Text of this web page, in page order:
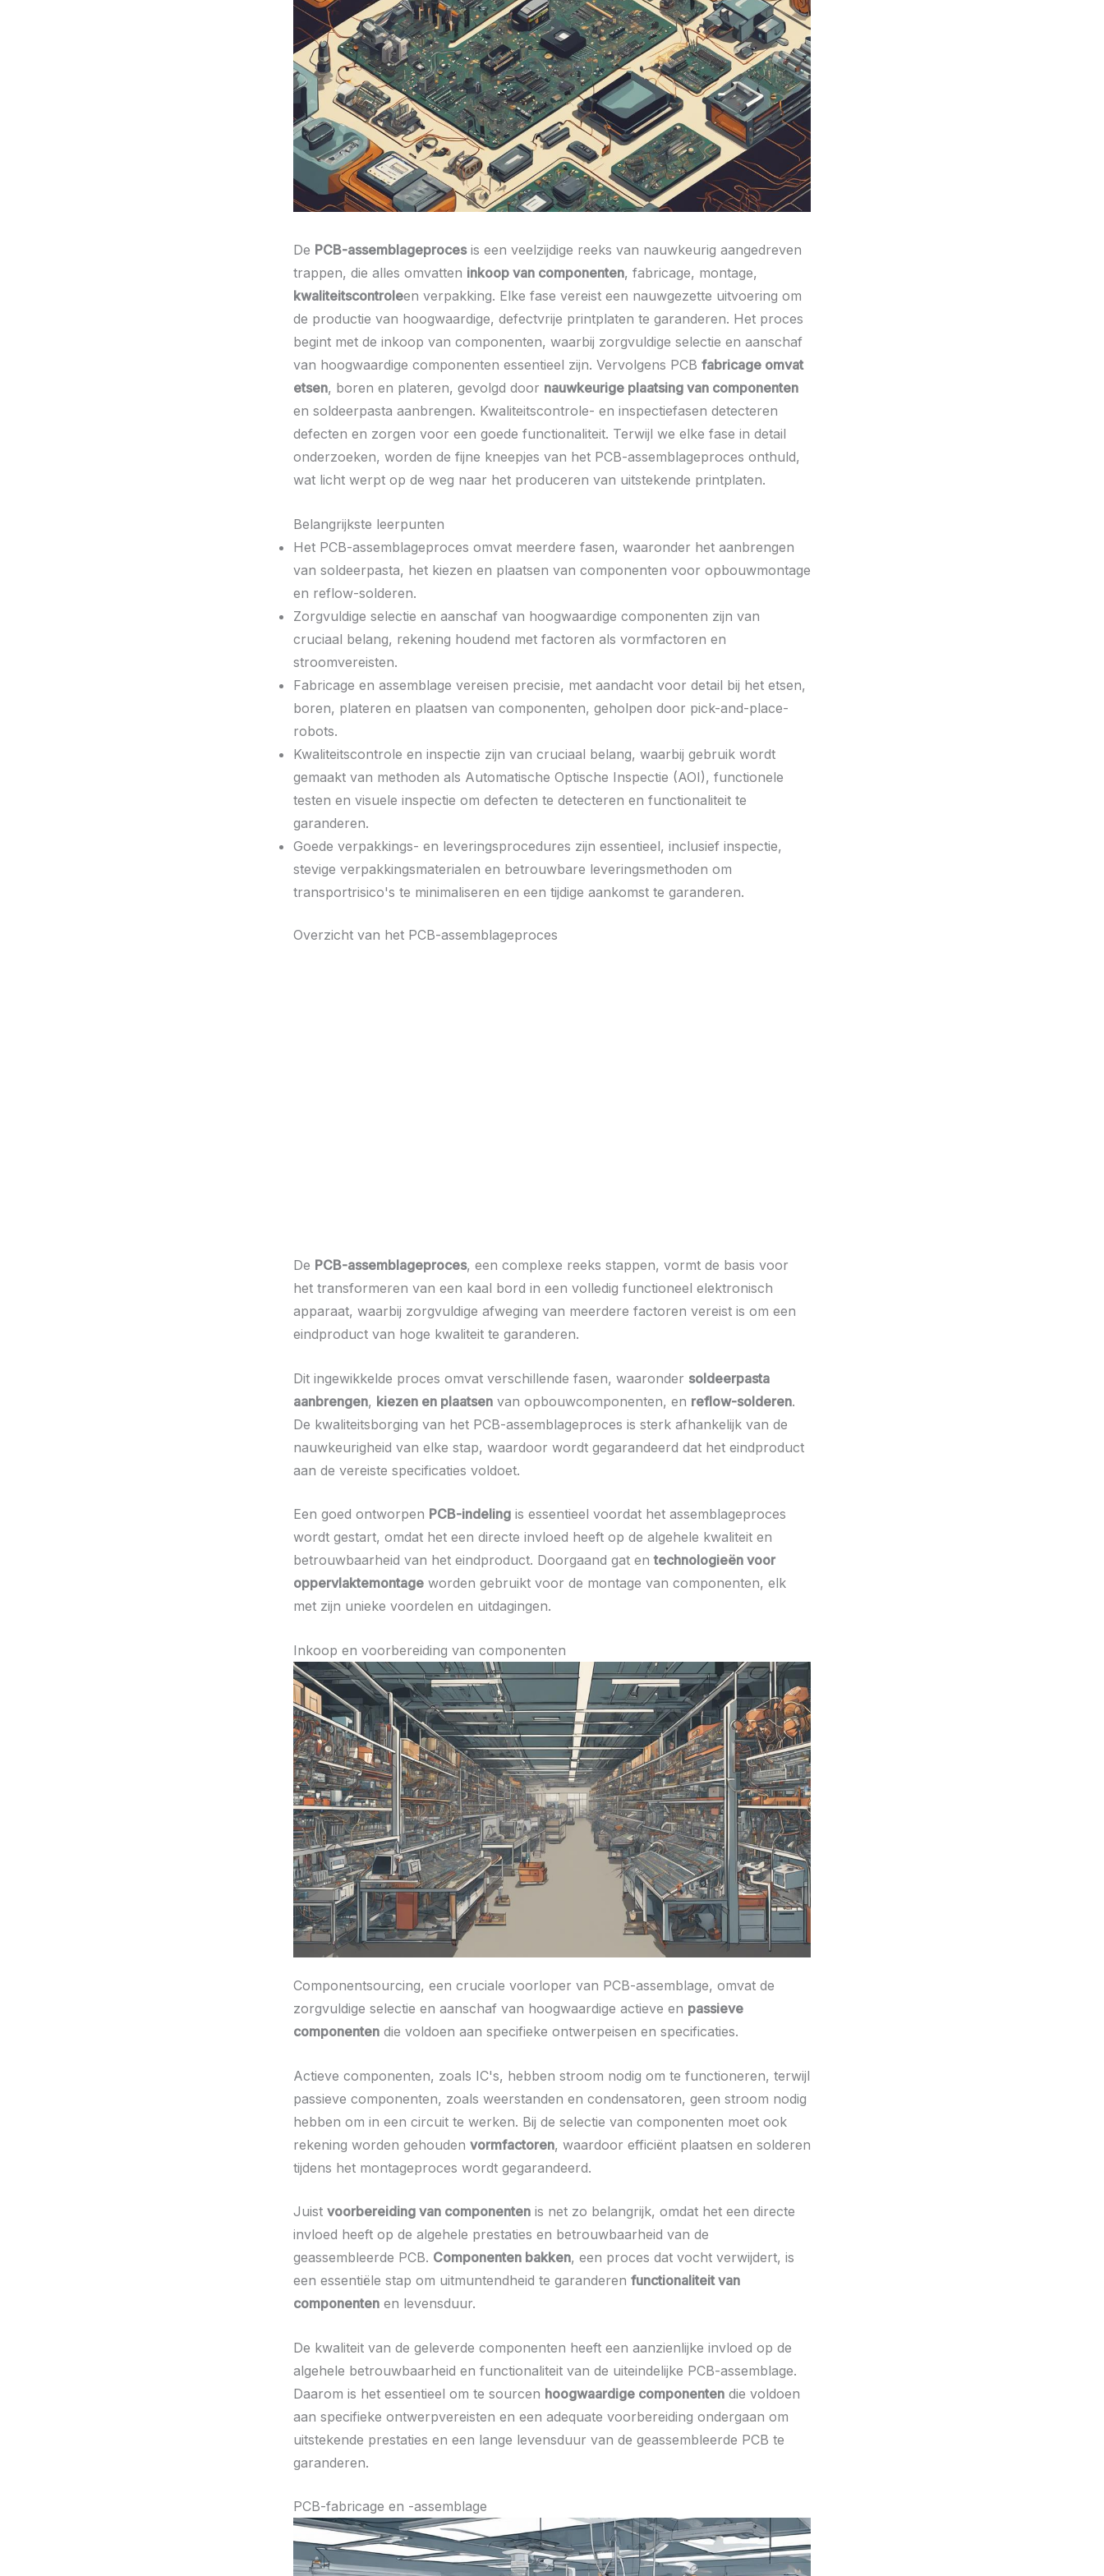
De PCB-assemblageprocesis een veelzijdige reeks van nauwkeurig aangedreven
trappen, die alles omvatten inkoop van componenten, fabricage, montage,
kwaliteitscontroleen verpakking. Elke fase vereist een nauwgezette uitvoering om
de productie van hoogwaardige, defectvrije printplaten te garanderen. Het proces
begint met de inkoop van componenten, waarbij zorgvuldige selectie en aanschaf
van hoogwaardige componenten essentieel zijn. Vervolgens PCB fabricage omvat
etsen, boren en plateren, gevolgd door nauwkeurige plaatsing van componenten
en soldeerpasta aanbrengen. Kwaliteitscontrole- en inspectiefasen detecteren
defecten en zorgen voor een goede functionaliteit. Terwijl we elke fase in detail
onderzoeken, worden de fijne kneepjes van het PCB-assemblageproces onthuld,
wat licht werpt op de weg naar het produceren van uitstekende printplaten.
Belangrijkste leerpunten
Het PCB-assemblageproces omvat meerdere fasen, waaronder het aanbrengen
van soldeerpasta, het kiezen en plaatsen van componenten voor opbouwmontage
en reflow-solderen.
Zorgvuldige selectie en aanschaf van hoogwaardige componenten zijn van
cruciaal belang, rekening houdend met factoren als vormfactoren en
stroomvereisten.
Fabricage en assemblage vereisen precisie, met aandacht voor detail bij het etsen,
boren, plateren en plaatsen van componenten, geholpen door pick-and-place-
robots.
Kwaliteitscontrole en inspectie zijn van cruciaal belang, waarbij gebruik wordt
gemaakt van methoden als Automatische Optische Inspectie (AOI), functionele
testen en visuele inspectie om defecten te detecteren en functionaliteit te
garanderen.
Goede verpakkings- en leveringsprocedures zijn essentieel, inclusief inspectie,
stevige verpakkingsmaterialen en betrouwbare leveringsmethoden om
transportrisico's te minimaliseren en een tijdige aankomst te garanderen.
Overzicht van het PCB-assemblageproces
De PCB-assemblageproces, een complexe reeks stappen, vormt de basis voor
het transformeren van een kaal bord in een volledig functioneel elektronisch
apparaat, waarbij zorgvuldige afweging van meerdere factoren vereist is om een
eindproduct van hoge kwaliteit te garanderen.
Dit ingewikkelde proces omvat verschillende fasen, waaronder soldeerpasta
aanbrengen, kiezen en plaatsen van opbouwcomponenten, en reflow-solderen.
De kwaliteitsborging van het PCB-assemblageproces is sterk afhankelijk van de
nauwkeurigheid van elke stap, waardoor wordt gegarandeerd dat het eindproduct
aan de vereiste specificaties voldoet.
Een goed ontworpen PCB-indeling is essentieel voordat het assemblageproces
wordt gestart, omdat het een directe invloed heeft op de algehele kwaliteit en
betrouwbaarheid van het eindproduct. Doorgaand gat entechnologieën voor
oppervlaktemontage worden gebruikt voor de montage van componenten, elk
met zijn unieke voordelen en uitdagingen.
Inkoop en voorbereiding van componenten
Componentsourcing, een cruciale voorloper van PCB-assemblage, omvat de
zorgvuldige selectie en aanschaf van hoogwaardige actieve en passieve
componenten die voldoen aan specifieke ontwerpeisen en specificaties.
Actieve componenten, zoals IC's, hebben stroom nodig om te functioneren, terwijl
passieve componenten, zoals weerstanden en condensatoren, geen stroom nodig
hebben om in een circuit te werken. Bij de selectie van componenten moet ook
rekening worden gehouden vormfactoren, waardoor efficiënt plaatsen en solderen
tijdens het montageproces wordt gegarandeerd.
Juist voorbereiding van componenten is net zo belangrijk, omdat het een directe
invloed heeft op de algehele prestaties en betrouwbaarheid van de
geassembleerde PCB. Componenten bakken, een proces dat vocht verwijdert, is
een essentiële stap om uitmuntendheid te garanderen functionaliteit van
componenten en levensduur.
De kwaliteit van de geleverde componenten heeft een aanzienlijke invloed op de
algehele betrouwbaarheid en functionaliteit van de uiteindelijke PCB-assemblage.
Daarom is het essentieel om te sourcen hoogwaardige componenten die voldoen
aan specifieke ontwerpvereisten en een adequate voorbereiding ondergaan om
uitstekende prestaties en een lange levensduur van de geassembleerde PCB te
garanderen.
PCB-fabricage en -assemblage